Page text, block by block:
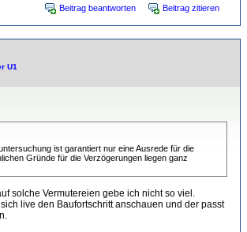
Beitrag beantworten Beitrag zitieren
U1
ist garantiert nur eine Ausrede für die
Gründe für die Verzögerungen liegen ganz
solche Vermutereien gebe ich nicht so viel.
live den Baufortschritt anschauen und der passt